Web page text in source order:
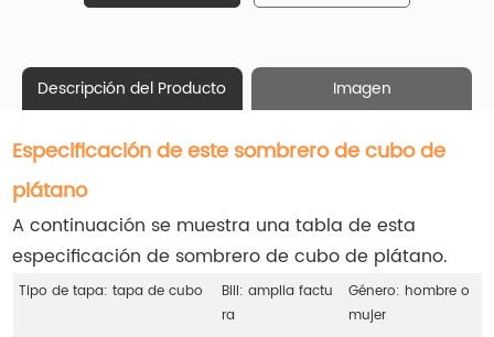
Descripción del Producto Imagen
Especificación de este sombrero de cubo de
plátano
A continuación se muestra una tabla de esta
especificación de sombrero de cubo de plátano.
Tipo de tapa: tapa de cubo
Bill: amplia factu
ra
Género: hombre o
mujer